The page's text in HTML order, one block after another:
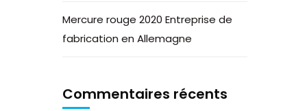
Mercure rouge 2020 Entreprise de
fabrication en Allemagne
Commentaires récents